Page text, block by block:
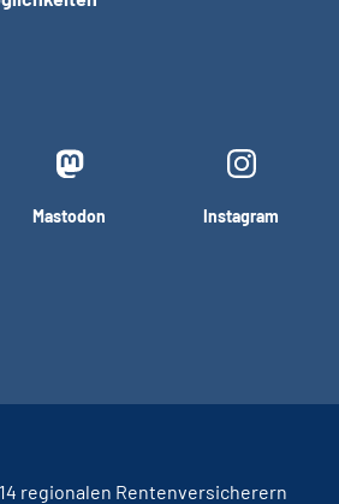
Mastodon Instagram
regionalen Rentenversicherern